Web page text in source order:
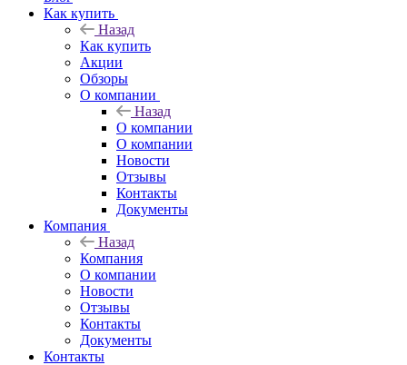
Как купить
Назад
Как купить
Акции
Обзоры
О компании
Назад
О компании
О компании
Новости
Отзывы
Контакты
Документы
Компания
Назад
Компания
О компании
Новости
Отзывы
Контакты
Документы
Контакты